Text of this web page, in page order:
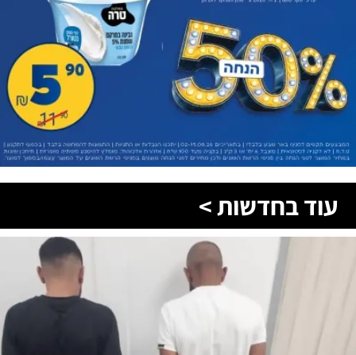
עוד בחדשות >